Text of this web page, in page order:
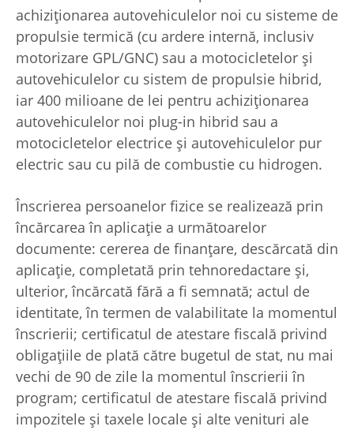
achiziționarea autovehiculelor noi cu sisteme de
propulsie termică (cu ardere internă, inclusiv
motorizare GPL/GNC) sau a motocicletelor și
autovehiculelor cu sistem de propulsie hibrid,
iar 400 milioane de lei pentru achiziționarea
autovehiculelor noi plug-in hibrid sau a
motocicletelor electrice și autovehiculelor pur
electric sau cu pilă de combustie cu hidrogen.
Înscrierea persoanelor fizice se realizează prin
încărcarea în aplicație a următoarelor
documente: cererea de finanțare, descărcată din
aplicație, completată prin tehnoredactare și,
ulterior, încărcată fără a fi semnată; actul de
identitate, în termen de valabilitate la momentul
înscrierii; certificatul de atestare fiscală privind
obligațiile de plată către bugetul de stat, nu mai
vechi de 90 de zile la momentul înscrierii în
program; certificatul de atestare fiscală privind
impozitele și taxele locale și alte venituri ale